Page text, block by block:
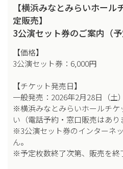
【横浜みなとみらいホー
定販売】
3公演セット券のご案内（
【価格】
3公演セット券：6,000円
【チケット発売日】
一般発売：2026年2月28日（土）
※横浜みなとみらいホールチケ
い（電話予約・窓口販売はあり
※3公演セット券のインターネ
ん。
※予定枚数終了次第、販売を終